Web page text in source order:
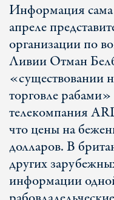
Информация сама
апреле
организации по
Ливии Отман
«существовании
торговле
телекомпания
что цены на
долларов. В
других
информации